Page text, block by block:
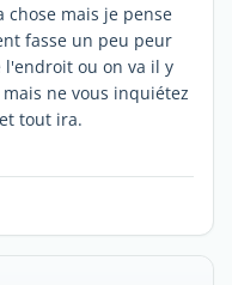
chose mais je pense
fasse un peu peur
ou on va il y
ne vous inquiétez
tout ira.